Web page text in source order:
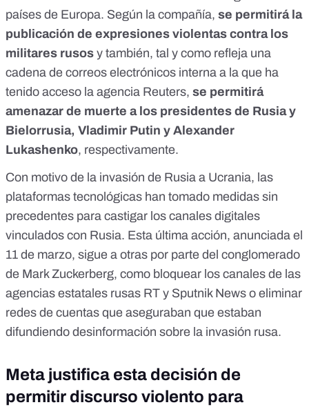
países de Europa. Según la compañía, se permitirá la
publicación de expresiones violentas contra los
militares rusos y también, tal y como refleja una
cadena de correos electrónicos interna a la que ha
tenido acceso la agencia Reuters, se permitirá
amenazar de muerte a los presidentes de Rusia y
Bielorrusia, Vladimir Putin y Alexander
Lukashenko, respectivamente.
Con motivo de la invasión de Rusia a Ucrania, las
plataformas tecnológicas han tomado medidas sin
precedentes para castigar los canales digitales
vinculados con Rusia. Esta última acción, anunciada el
11 de marzo, sigue a otras por parte del conglomerado
de Mark Zuckerberg, como bloquear los canales de las
agencias estatales rusas RT y Sputnik News o eliminar
redes de cuentas que aseguraban que estaban
difundiendo desinformación sobre la invasión rusa.
Meta justifica esta decisión de
permitir discurso violento para